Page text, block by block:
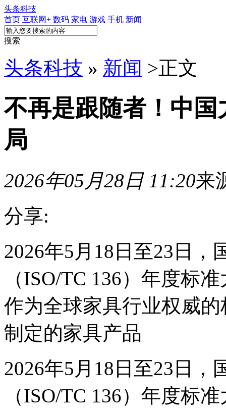
头条科技
首页 互联网+ 数码 家电 游戏 手机 新闻
搜索
头条科技 » 新闻 >正文
不再是跟随者！中
局
2026年05月28日 11:20来
分享:
2026年5月18日至23日
（ISO/TC 136）年度标
作为全球家具行业权威
制定的家具产品
2026年5月18日至23日
（ISO/TC 136）年度标